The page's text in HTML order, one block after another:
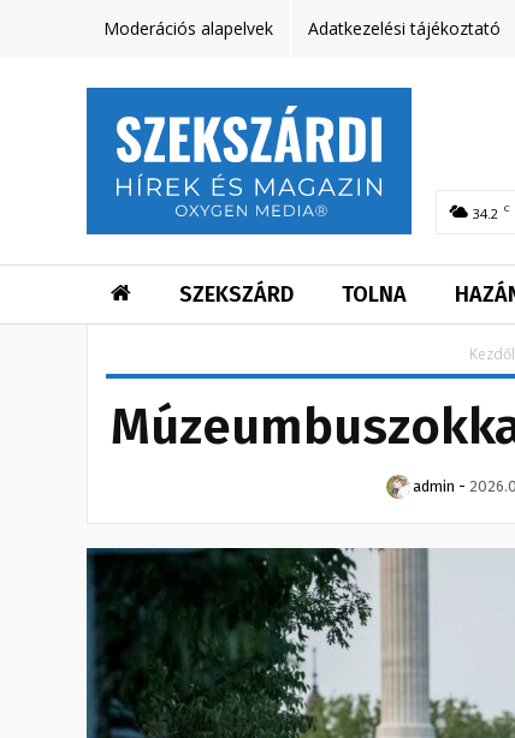
Moderációs alapelvek Adatkezelési tájékoztató
34.2 C
SZEKSZÁRD TOLNA
admin -